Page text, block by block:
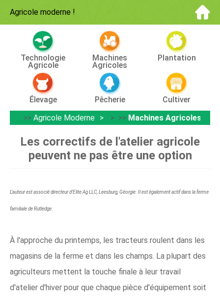
Agricole moderne !
Technologie
Agricole
Machines
Agricoles
Plantation
Élevage Pêcherie
Cultiver
>> Agricole Moderne > >> Machines Agricoles
Les correctifs de l'atelier agricole
peuvent ne pas être une option
L'auteur est associé directeur d'Elite Ag LLC, Leesburg, Géorgie. Il est également actif dans la ferme
familiale de Rutledge.
À l'approche du printemps, les tracteurs roulent dans les
magasins de la ferme et dans les champs. La plupart des
agriculteurs mettent la touche finale à leur travail
d'atelier d'hiver pour que chaque pièce d'équipement soit